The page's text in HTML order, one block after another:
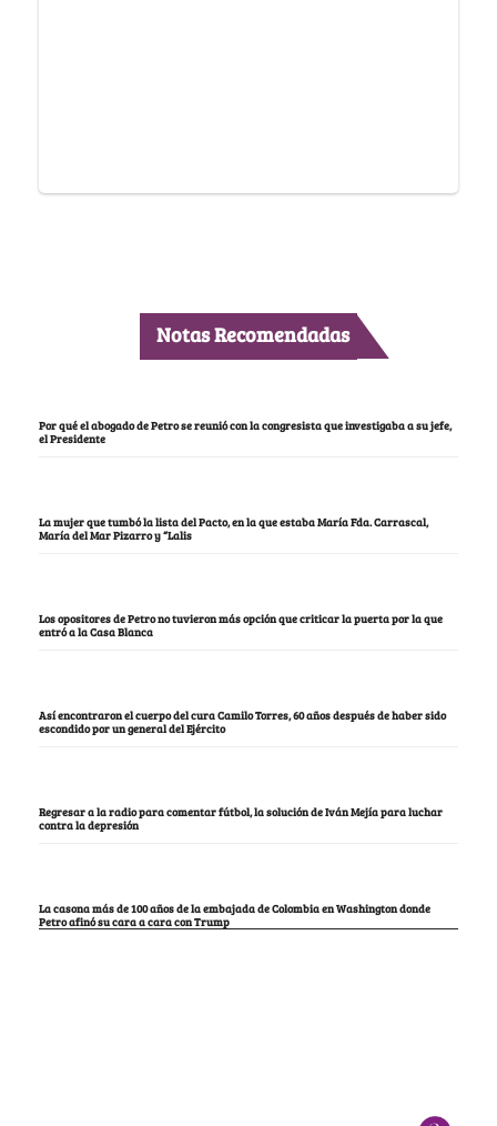
Notas Recomendadas
Por qué el abogado de Petro se reunió con la congresista que investigaba a su jefe,
el Presidente
La mujer que tumbó la lista del Pacto, en la que estaba María Fda. Carrascal,
María del Mar Pizarro y “Lalis
Los opositores de Petro no tuvieron más opción que criticar la puerta por la que
entró a la Casa Blanca
Así encontraron el cuerpo del cura Camilo Torres, 60 años después de haber sido
escondido por un general del Ejército
Regresar a la radio para comentar fútbol, la solución de Iván Mejía para luchar
contra la depresión
La casona más de 100 años de la embajada de Colombia en Washington donde
Petro afinó su cara a cara con Trump